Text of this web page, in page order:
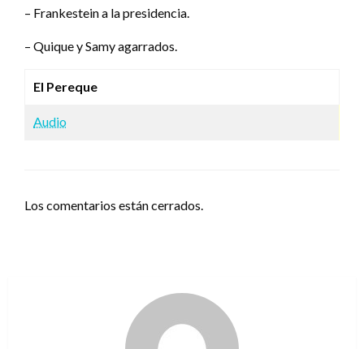
– Frankestein a la presidencia.
– Quique y Samy agarrados.
El Pereque
Audio
Los comentarios están cerrados.